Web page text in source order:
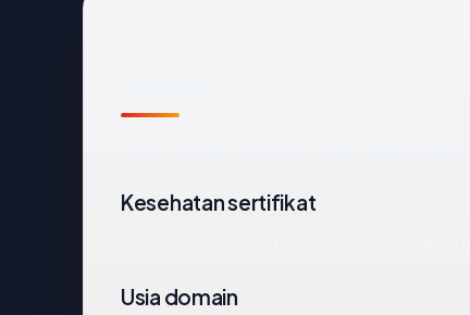
Kesehatan sertifikat
Usia domain